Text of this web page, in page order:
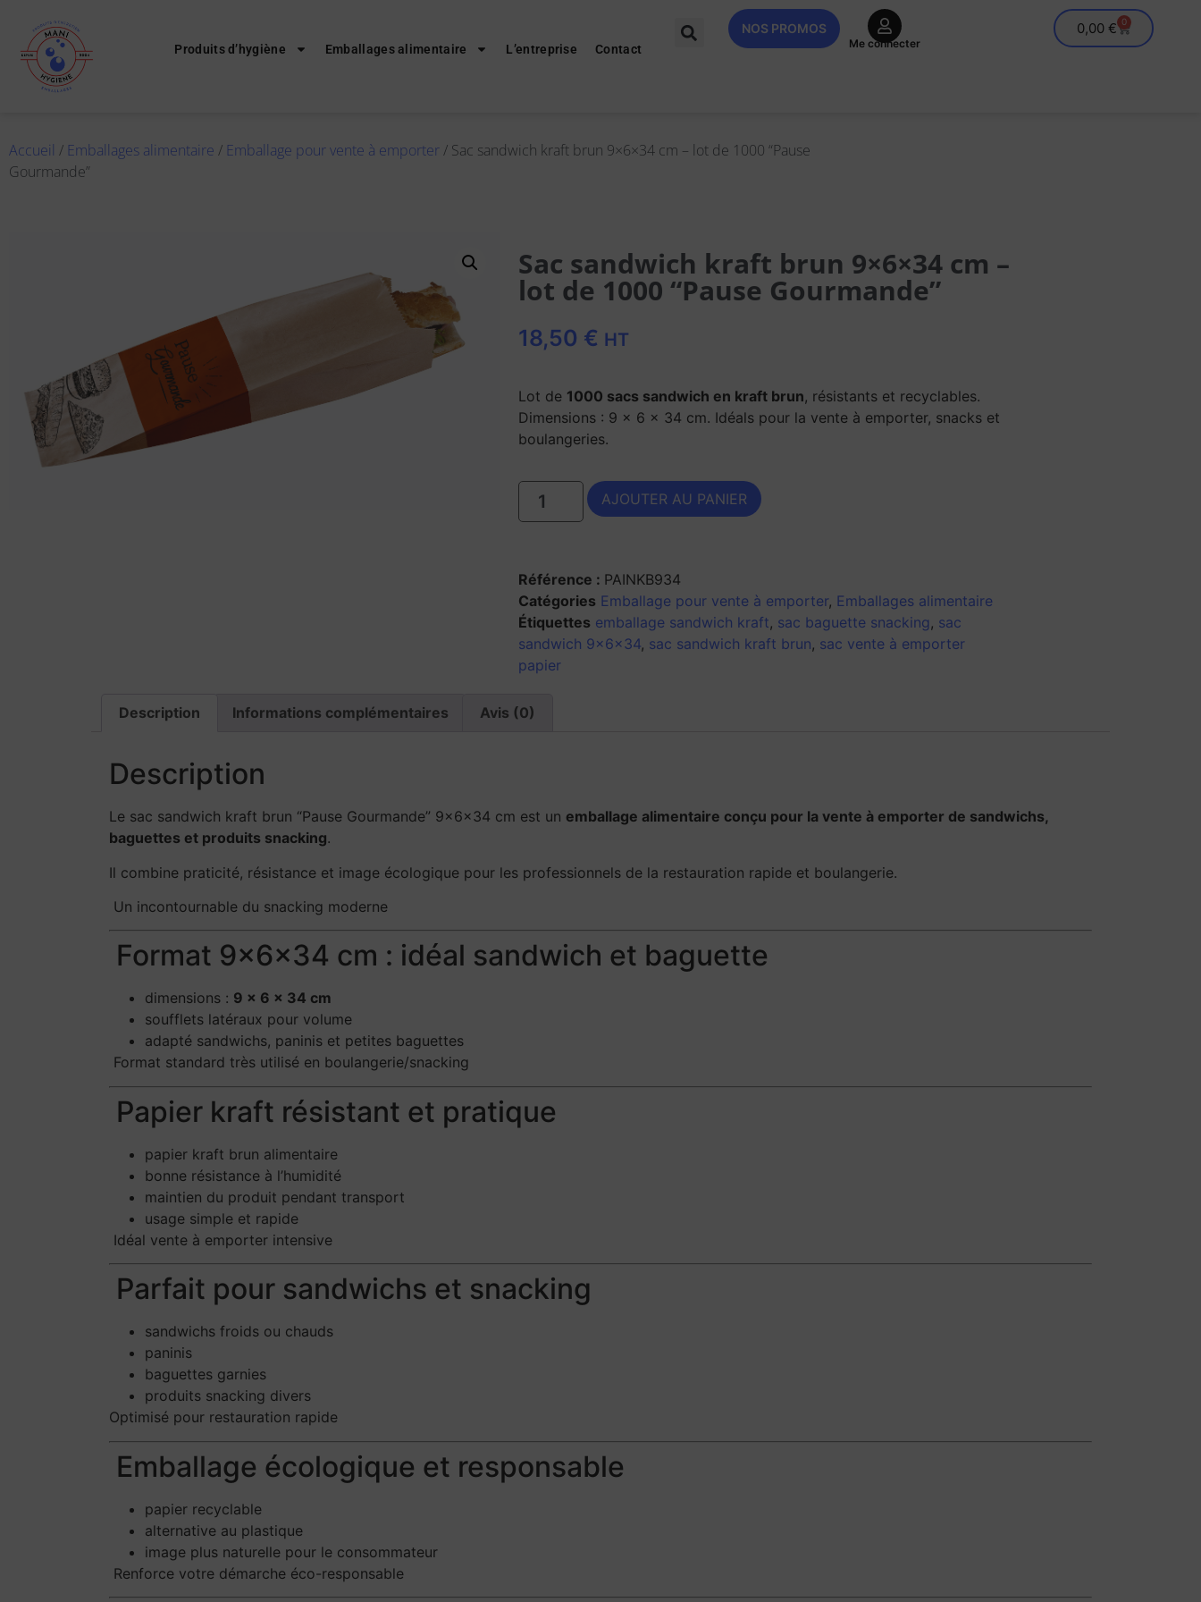
Produits d’hygiène Emballages alimentaire L’entreprise Contact
NOS PROMOS
Me connecter
0,00 € 0
Accueil / Emballages alimentaire / Emballage pour vente à emporter/ Sac sandwich kraft brun 9×6×34 cm – lot de 1000 “Pause
Gourmande”
Sac sandwich kraft brun 9×6×34 cm –
lot de 1000 “Pause Gourmande”
18,50 € HT
Lot de 1000 sacs sandwich en kraft brun, résistants et recyclables.
Dimensions : 9 x 6 x 34 cm. Idéals pour la vente à emporter, snacks et
boulangeries.
AJOUTER AU PANIER
Référence : PAINKB934
Catégories Emballage pour vente à emporter, Emballages alimentaire
Étiquettes emballage sandwich kraft, sac baguette snacking, sac
sandwich 9x6x34, sac sandwich kraft brun, sac vente à emporter
papier
Description Informations complémentaires Avis (0)
Description
Le sac sandwich kraft brun “Pause Gourmande” 9×6×34 cm est un emballage alimentaire conçu pour la vente à emporter de sandwichs,
baguettes et produits snacking.
Il combine praticité, résistance et image écologique pour les professionnels de la restauration rapide et boulangerie.
Un incontournable du snacking moderne
Format 9×6×34 cm : idéal sandwich et baguette
dimensions : 9 × 6 × 34 cm
soufflets latéraux pour volume
adapté sandwichs, paninis et petites baguettes
Format standard très utilisé en boulangerie/snacking
Papier kraft résistant et pratique
papier kraft brun alimentaire
bonne résistance à l’humidité
maintien du produit pendant transport
usage simple et rapide
Idéal vente à emporter intensive
Parfait pour sandwichs et snacking
sandwichs froids ou chauds
paninis
baguettes garnies
produits snacking divers
Optimisé pour restauration rapide
Emballage écologique et responsable
papier recyclable
alternative au plastique
image plus naturelle pour le consommateur
Renforce votre démarche éco-responsable